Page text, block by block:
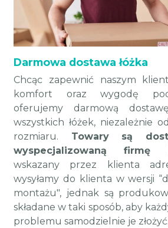
Darmowa dostawa łóżka
Chcąc zapewnić naszym
komfort oraz wygodę
oferujemy darmową
wszystkich łóżek, niezależnie
rozmiaru. Towary są
wyspecjalizowaną firmę
wskazany przez klienta
wysyłamy do klienta w wersji
montażu", jednak są
składane w taki sposób, aby
problemu samodzielnie je złożyć.